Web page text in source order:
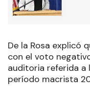
De la Rosa explicó
con el voto
auditoria referida a
período macrista